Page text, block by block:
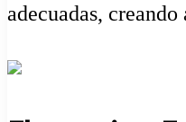
adecuadas,